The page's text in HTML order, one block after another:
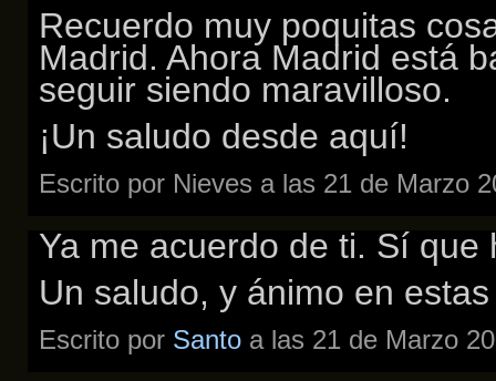
Recuerdo muy poquitas
Madrid. Ahora Madrid está
seguir siendo maravilloso.
¡Un saludo desde aquí!
Escrito por Nieves a las 21 de Marzo
Ya me acuerdo de ti. Sí
Un saludo, y ánimo en
Escrito por Santo a las 21 de Marzo